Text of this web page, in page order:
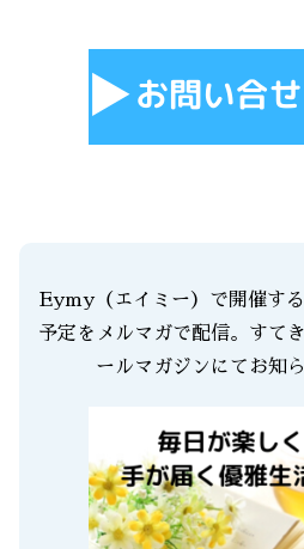
Eymy（エイミー）で開催す
予定をメルマガで配信。すて
ールマガジンにてお知